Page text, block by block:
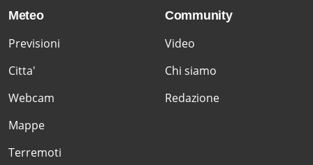
Meteo
Previsioni
Citta'
Webcam
Mappe
Terremoti
Community
Video
Chi siamo
Redazione